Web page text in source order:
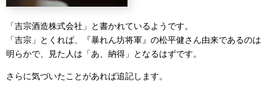
「吉宗酒造株式会社」と書かれているようです。
「吉宗」とくれば、『暴れん坊将軍』の松平健さん由来であるのは
明らかで、見た人は「あ、納得」となるはずです。
さらに気づいたことがあれば追記します。